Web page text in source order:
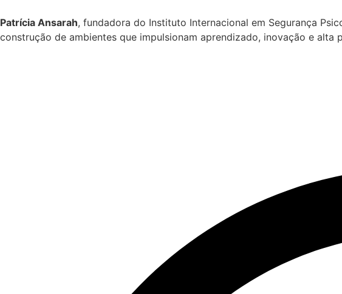
Patrícia Ansarah, fundadora do Instituto Internacional em Segurança
construção de ambientes que impulsionam aprendizado, inovação e alta